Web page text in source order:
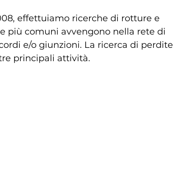
effettuiamo ricerche di rotture e
più comuni avvengono nella rete di
e/o giunzioni. La ricerca di perdite
principali attività.